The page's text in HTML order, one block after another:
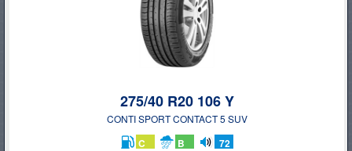
275/40 R20 106 Y
CONTI SPORT CONTACT 5 SUV
C B
72